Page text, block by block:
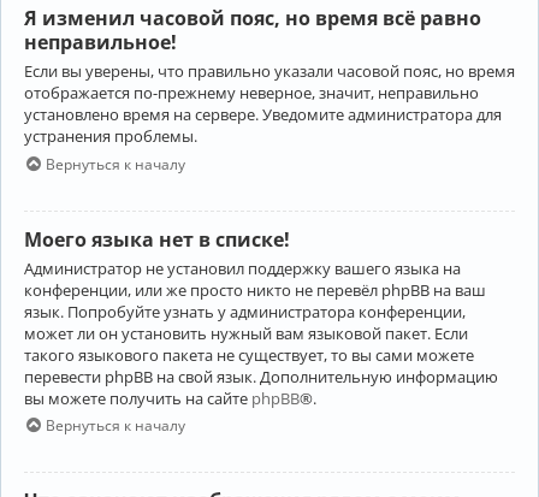
Я изменил часовой пояс, но время всё равно
неправильное!
Если вы уверены, что правильно указали часовой пояс, но время
отображается по-прежнему неверное, значит, неправильно
установлено время на сервере. Уведомите администратора для
устранения проблемы.
Вернуться к началу
Моего языка нет в списке!
Администратор не установил поддержку вашего языка на
конференции, или же просто никто не перевёл phpBB на ваш
язык. Попробуйте узнать у администратора конференции,
может ли он установить нужный вам языковой пакет. Если
такого языкового пакета не существует, то вы сами можете
перевести phpBB на свой язык. Дополнительную информацию
вы можете получить на сайте phpBB®.
Вернуться к началу